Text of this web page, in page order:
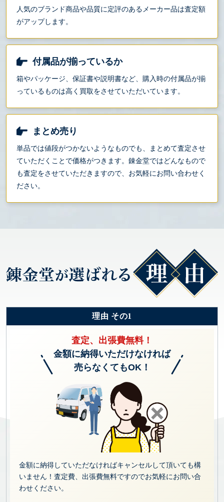
人気のブランド商品や品質に定評のあるメーカー品は査定額
がアップします。
付属品が揃っているか
箱やパッケージ、保証書や説明書など、購入時の付属品が揃
っているものは高く買取をさせていただいています。
まとめ売り
単品では値段がつかないようなものでも、まとめて査定させ
ていただくことで価格がつきます。錬金堂ではどんなもので
も査定をさせていただきますので、お気軽にお問い合わせく
ださい。
理由 その1
査定、出張費無料！
金額に納得いただけなければ
売らなくてもOK！
金額に納得していただなければキャンセルして頂いても構
いません！査定費、出張費無料ですのでお気軽にお問い合
わせください。